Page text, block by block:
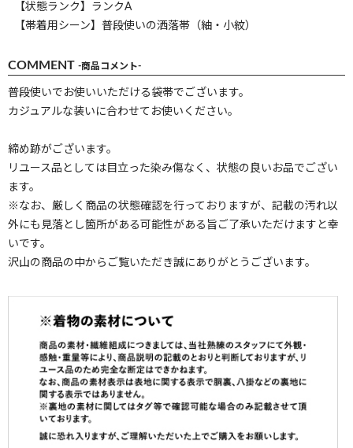
【状態ランク】ランクA
【帯着用シーン】普段使いの洒落帯（紬・小紋）
COMMENT -商品コメント-
普段使いでお使いいただける袋帯でございます。
カジュアルな装いに合わせてお使いください。
締め跡がございます。
リユース品としては目立った染み傷なく、状態の良いお品でござい
ます。
※なお、厳しく商品の状態確認を行っておりますが、記載の汚れ以
外にも見落とし箇所がある可能性がある旨ご了承いただけますと幸
いです。
沢山の商品の中からご覧いただき誠にありがとうございます。